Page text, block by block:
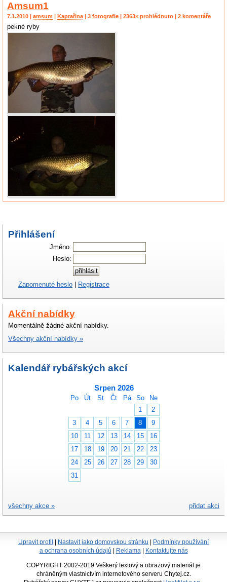
Amsum1
7.1.2010 | amsum | Kaprařina | 3 fotografie | 2363× prohlédnuto | 2 komentáře
pekné ryby
Přihlášení
Jméno:
Heslo:
Zapomenuté heslo | Registrace
Akční nabídky
Momentálně žádné akční nabídky.
Všechny akční nabídky »
Kalendář rybářských akcí
Srpen 2026
Po Út St Čt Pá So
Ne
1
2
3
4 5 6 7 8
9
10
11 12 13 14 15
16
17
18 19 20 21 22
23
24
25 26 27 28 29
30
31
přidat akci
všechny akce »
Upravit profil Nastavit jako domovskou stránku
Podmínky používání
a ochrana osobních údajů
Reklama| Kontaktujte nás
COPYRIGHT 2002-2019 Veškerý textový a obrazový materiál je
chráněným vlastnictvím internetového serveru Chytej.cz.